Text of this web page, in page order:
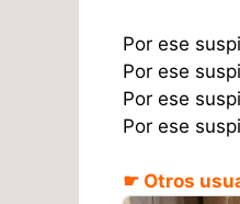
Por ese
Por ese
Por ese
Por ese
☛ Otros